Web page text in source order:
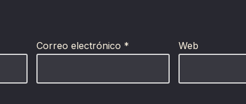
Correo electrónico * Web